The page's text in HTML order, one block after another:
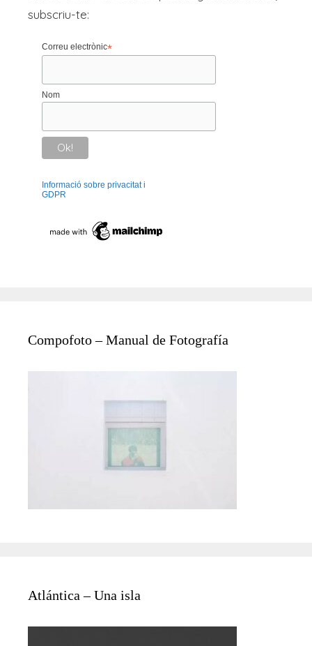
subscriu-te:
Correu electrònic*
Nom
Informació sobre privacitat i
GDPR
Compofoto – Manual de Fotografía
Atlántica – Una isla